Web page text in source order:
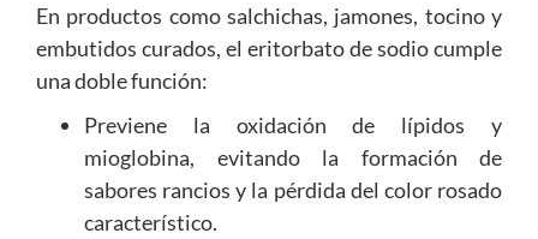
En productos como salchichas, jamones, tocino y
embutidos curados, el eritorbato de sodio cumple
una doble función:
Previene la oxidación de lípidos y
mioglobina, evitando la formación de
sabores rancios y la pérdida del color rosado
característico.